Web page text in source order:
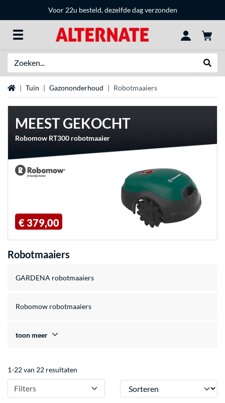
Voor 22u besteld, dezelfde dag verzonden
HomeTuin Gazononderhoud Robotmaaiers
MEEST GEKOCHT
Robomow RT300 robotmaaier
€ 379,00
Robotmaaiers
GARDENA robotmaaiers
Robomow robotmaaiers
toon meer
1-22 van 22 resultaten
Filters Sorteren